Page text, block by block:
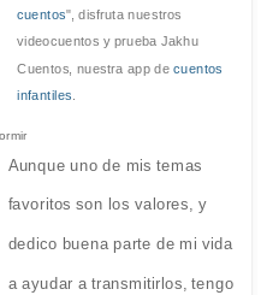
cuentos", disfruta nuestros
videocuentos y prueba Jakhu
Cuentos, nuestra app decuentos
infantiles.
Aunque uno de mis temas
favoritos son los valores, y
dedico buena parte de mi vida
a ayudar a transmitirlos, tengo